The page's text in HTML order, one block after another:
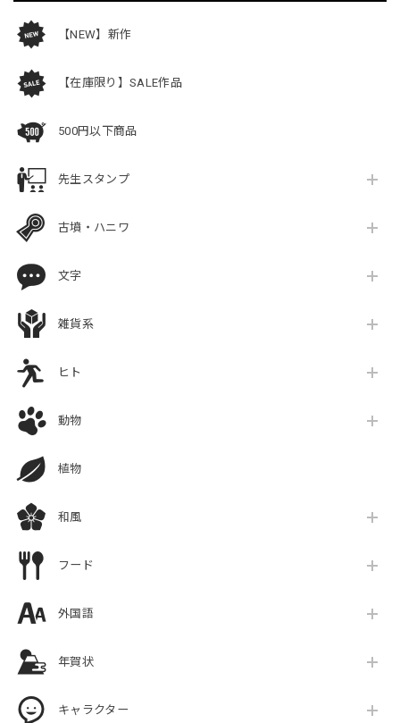
【NEW】新作
【在庫限り】SALE作品
500円以下商品
先生スタンプ
古墳・ハニワ
文字
雑貨系
ヒト
動物
植物
和風
フード
外国語
年賀状
キャラクター